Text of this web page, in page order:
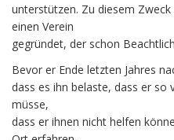
unterstützen. Zu diesem
einen Verein
gegründet, der schon
Bevor er Ende letzten Jahres
dass es ihn belaste, dass er so
müsse,
dass er ihnen nicht helfen